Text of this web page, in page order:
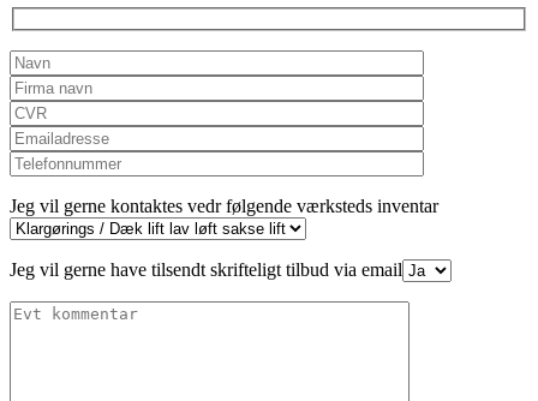
Jeg vil gerne kontaktes vedr følgende værksteds inventar
Jeg vil gerne have tilsendt skrifteligt tilbud via email